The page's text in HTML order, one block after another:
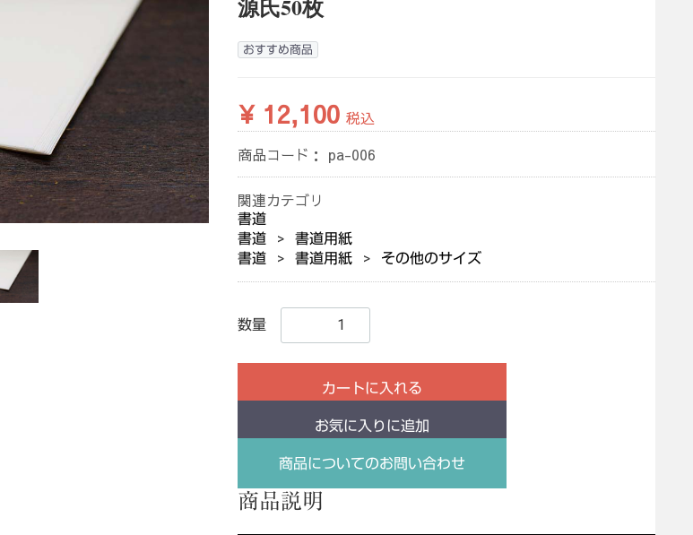
源氏50枚
おすすめ商品
¥ 12,100 税込
商品コード： pa-006
関連カテゴリ
書道
書道
書道用紙
書道
書道用紙 その他のサイズ
数量
カートに入れる
お気に入りに追加
商品についてのお問い合わせ
商品説明